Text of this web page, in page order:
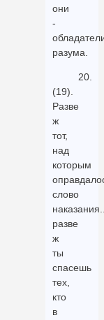
они
-
разума.
20.
(19).
Разве
ж
тот,
над
которым
слово
разве
ж
ты
спасешь
тех,
кто
в